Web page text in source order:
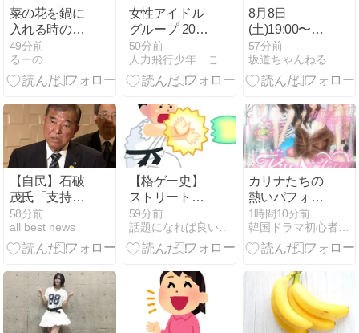
菜の花を鍋に
入れる時の注
意点は？下茹
でなしで苦味
を抑えるコツ
49分前
るーの
女性アイドル
グループ 2026
年7月度オリ
コン初週CDシ
ングルランキ
50分前
人力飛行少年 この肉体を脱ぎ捨てたなら
8月8日
(土)19:00〜
TBS系「THE
鬼タイジ」に
金村美玖と高
演!
57分前
坂道ちゃんねる
【自民】石破
茂氏「支持率
下がっても必
要なことを」
「公約違反に
費減税に重ね
て異論 会合後
★2 [煮卵★]
58分前
all best news
【格ゲー史】
ストリートフ
ァイターで1
番愛されてい
るキャラが
ある決定的な
理由。
59分前
話題になれば良いな〜、このブログ
カリナたちの
熱いパフォー
マンスが日本
を魅了！
『aespa』
TELL”がスト
リーミング1
1時間10分前
韓国ドラマ初心者向けファンタジー＆情報館